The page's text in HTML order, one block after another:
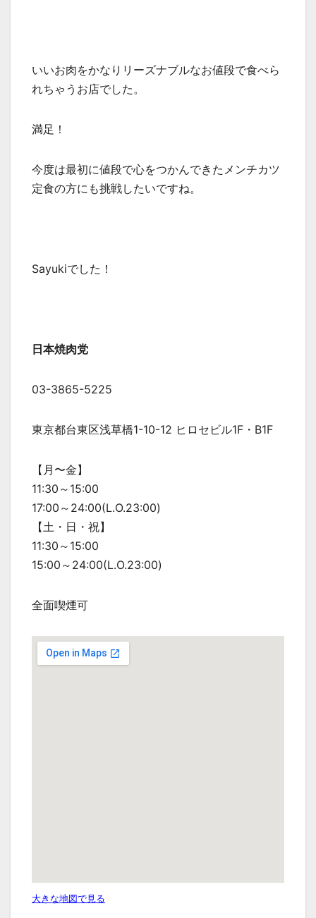
いいお肉をかなりリーズナブルなお値段で食べら
れちゃうお店でした。
満足！
今度は最初に値段で心をつかんできたメンチカツ
定食の方にも挑戦したいですね。
Sayukiでした！
日本焼肉党
03-3865-5225
東京都台東区浅草橋1-10-12 ヒロセビル1F・B1F
【月〜金】
11:30～15:00
17:00～24:00(L.O.23:00)
【土・日・祝】
11:30～15:00
15:00～24:00(L.O.23:00)
全面喫煙可
大きな地図で見る